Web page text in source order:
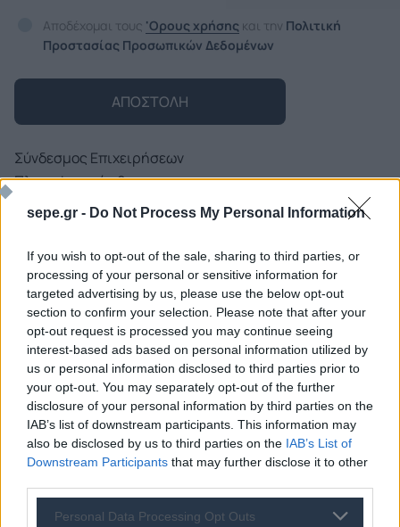
sepe.gr - Do Not Process My Personal Information
If you wish to opt-out of the sale, sharing to third parties, or
processing of your personal or sensitive information for
targeted advertising by us, please use the below opt-out
section to confirm your selection. Please note that after your
opt-out request is processed you may continue seeing
interest-based ads based on personal information utilized by
us or personal information disclosed to third parties prior to
your opt-out. You may separately opt-out of the further
disclosure of your personal information by third parties on the
IAB’s list of downstream participants. This information may
also be disclosed by us to third parties on the IAB’s List of
Downstream Participants that may further disclose it to other
Personal Data Processing Opt Outs
Αποδέχομαι τους 'Ορους χρήσης και την Πολιτική
Προστασίας Προσωπικών Δεδομένων
ΑΠΟΣΤΟΛΗ
Σύνδεσμος Επιχειρήσεων
Πληροφορικής &
Επικοινωνιών Ελλάδας
Αμβροσίου Φραντζή 19
117 43 Αθήνα
2109249540,2109249541
info@sepe.gr